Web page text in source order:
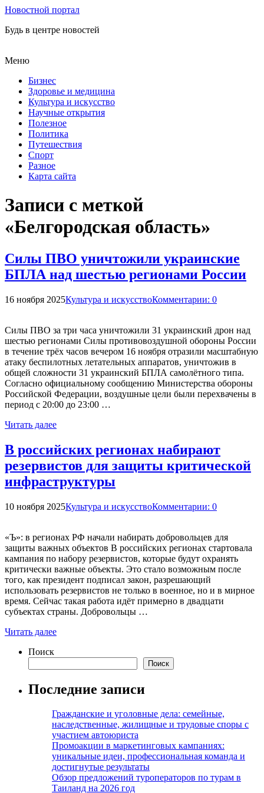
Новостной портал
Будь в центре новостей
Меню
Бизнес
Здоровье и медицина
Культура и искусство
Научные открытия
Полезное
Политика
Путешествия
Спорт
Разное
Карта сайта
Записи с меткой
«Белгородская область»
Силы ПВО уничтожили украинские
БПЛА над шестью регионами России
16 ноября 2025Культура и искусствоКомментарии: 0
Силы ПВО за три часа уничтожили 31 украинский дрон над
шестью регионами Силы противовоздушной обороны России
в течение трёх часов вечером 16 ноября отразили масштабную
атаку беспилотных летательных аппаратов, уничтожив в
общей сложности 31 украинский БПЛА самолётного типа.
Согласно официальному сообщению Министерства обороны
Российской Федерации, воздушные цели были перехвачены в
период с 20:00 до 23:00 …
Читать далее
В российских регионах набирают
резервистов для защиты критической
инфраструктуры
10 ноября 2025Культура и искусствоКомментарии: 0
«Ъ»: в регионах РФ начали набирать добровольцев для
защиты важных объектов В российских регионах стартовала
кампания по набору резервистов, которые будут охранять
критически важные объекты. Это стало возможным после
того, как президент подписал закон, разрешающий
использовать резервистов не только в военное, но и в мирное
время. Сейчас такая работа идёт примерно в двадцати
субъектах страны. Добровольцы …
Читать далее
Поиск
Поиск
Последние записи
Гражданские и уголовные дела: семейные,
наследственные, жилищные и трудовые споры с
участием автоюриста
Промоакции в маркетинговых кампаниях:
уникальные идеи, профессиональная команда и
достигнутые результаты
Обзор предложений туроператоров по турам в
Таиланд на 2026 год